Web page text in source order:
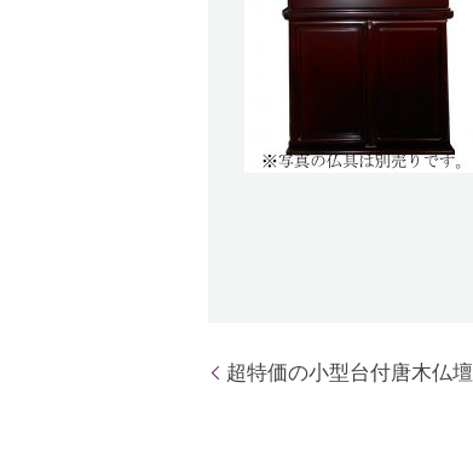
超特価の小型台付唐木仏壇